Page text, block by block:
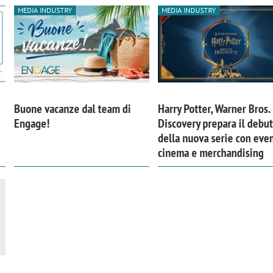
MEDIA INDUSTRY
Buone vacanze dal team di
Engage!
MEDIA INDUSTRY
Harry Potter, Warner Bros.
Discovery prepara il
della nuova serie con
cinema e merchandising